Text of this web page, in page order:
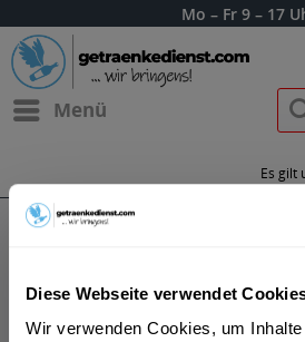
Diese Webseite verwendet
Wir verwenden Cookies, um
Mo – Fr 9 – 17
Menü
Es gilt